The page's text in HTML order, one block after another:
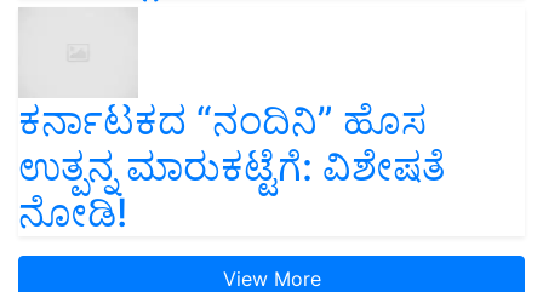
ಕರ್ನಾಟಕದ “ನಂದಿನಿ” ಹೊಸ
ಉತ್ಪನ್ನ ಮಾರುಕಟ್ಟೆಗೆ: ವಿಶೇಷತೆ
ನೋಡಿ!
View More